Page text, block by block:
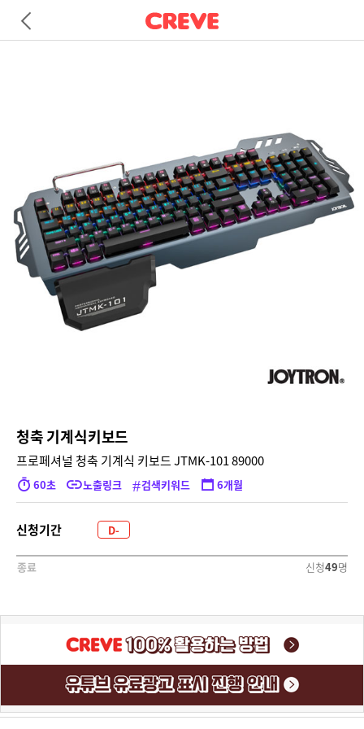
청축 기계식키보드
프로페셔널 청축 기계식 키보드 JTMK-101 89000
60초 노출링크 #검색키워드 6개월
신청기간
D-
종료
명
49
신청